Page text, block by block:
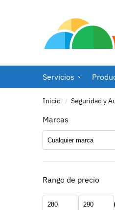
Servicios
Inicio / Seguridad y
Marcas
Rango de precio